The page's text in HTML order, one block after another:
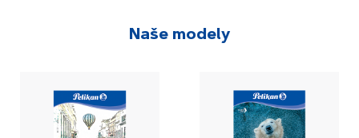
Naše modely